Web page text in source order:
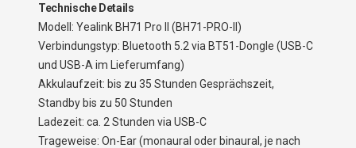
Technische Details
Modell: Yealink BH71 Pro II (BH71-PRO-II)
Verbindungstyp: Bluetooth 5.2 via BT51-Dongle (USB-C
und USB-A im Lieferumfang)
Akkulaufzeit: bis zu 35 Stunden Gesprächszeit,
Standby bis zu 50 Stunden
Ladezeit: ca. 2 Stunden via USB-C
Trageweise: On-Ear (monaural oder binaural, je nach